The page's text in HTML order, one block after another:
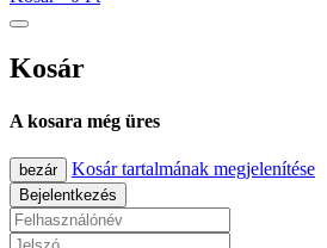
Kosár
A kosara még üres
bezár Kosár tartalmának megjelenítése
Bejelentkezés